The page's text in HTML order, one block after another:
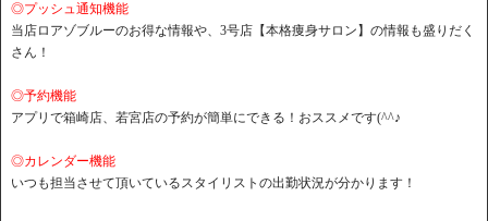
◎プッシュ通知機能
当店ロアゾブルーのお得な情報や、3号店【本格痩身サロン】の情報も盛りだく
さん！
◎予約機能
アプリで箱崎店、若宮店の予約が簡単にできる！おススメです(^^♪
◎カレンダー機能
いつも担当させて頂いているスタイリストの出勤状況が分かります！